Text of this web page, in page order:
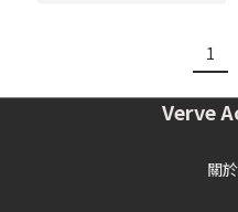
1
Verve
關